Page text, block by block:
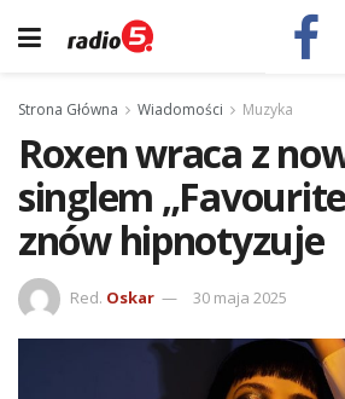
Strona Główna Wiadomości Muzyka
Roxen wraca z
singlem „Favourite
znów hipnotyzuje
Red. Oskar 30 maja 2025